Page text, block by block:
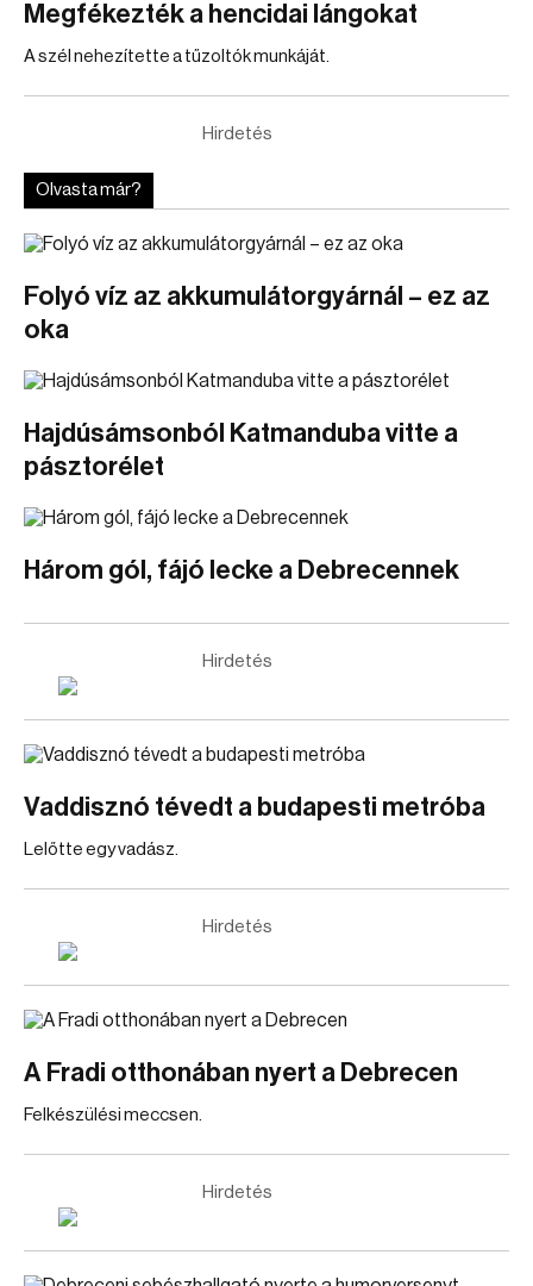
Megfékezték a hencidai lángokat
A szél nehezítette a tűzoltók munkáját.
Hirdetés
Olvasta már?
Folyó víz az akkumulátorgyárnál – ez az
oka
Hajdúsámsonból Katmanduba vitte a
pásztorélet
Három gól, fájó lecke a Debrecennek
Hirdetés
Vaddisznó tévedt a budapesti metróba
Lelőtte egy vadász.
Hirdetés
A Fradi otthonában nyert a Debrecen
Felkészülési meccsen.
Hirdetés